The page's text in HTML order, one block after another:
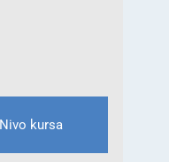
Nivo kursa